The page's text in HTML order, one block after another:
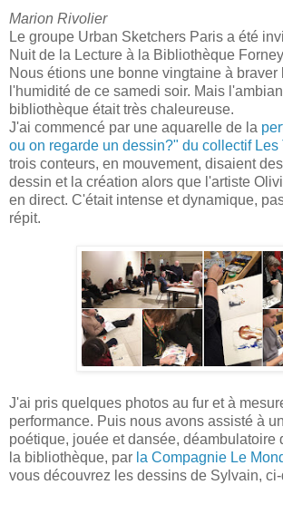
Marion Rivolier
Le groupe Urban Sketchers Paris a été
Nuit de la Lecture à la Bibliothèque
Nous étions une bonne vingtaine à braver
l'humidité de ce samedi soir. Mais
bibliothèque était très chaleureuse.
J'ai commencé par une aquarelle de la
ou on regarde un dessin?" du collectif
trois conteurs, en mouvement, disaient
dessin et la création alors que l'artiste
en direct. C'était intense et dynamique,
répit.
J'ai pris quelques photos au fur et à
performance. Puis nous avons assisté à
poétique, jouée et dansée, déambulatoire
la bibliothèque, par la Compagnie Le
vous découvrez les dessins de Sylvain,